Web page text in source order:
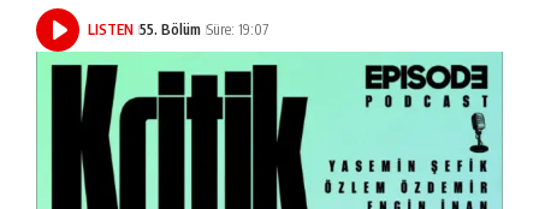
LISTEN 55. Bölüm Süre: 19:07